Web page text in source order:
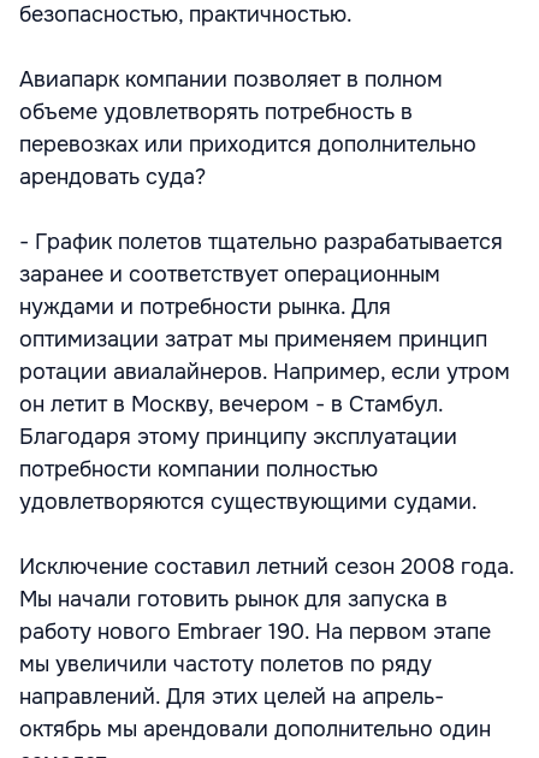
безопасностью, практичностью.
Авиапарк компании позволяет в полном
объеме удовлетворять потребность в
перевозках или приходится дополнительно
арендовать суда?
- График полетов тщательно разрабатывается
заранее и соответствует операционным
нуждами и потребности рынка. Для
оптимизации затрат мы применяем принцип
ротации авиалайнеров. Например, если утром
он летит в Москву, вечером - в Стамбул.
Благодаря этому принципу эксплуатации
потребности компании полностью
удовлетворяются существующими судами.
Исключение составил летний сезон 2008 года.
Мы начали готовить рынок для запуска в
работу нового Embraer 190. На первом этапе
мы увеличили частоту полетов по ряду
направлений. Для этих целей на апрель-
октябрь мы арендовали дополнительно один